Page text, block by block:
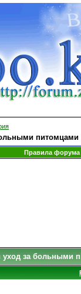
питомцами
Правила форума
за больными